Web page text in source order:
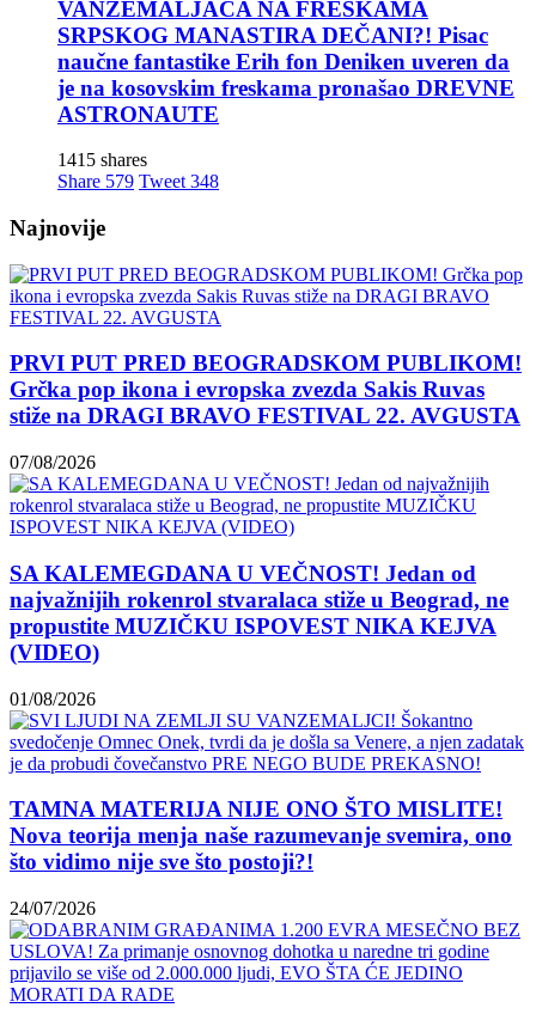
VANZEMALJACA NA FRESKAMA
SRPSKOG MANASTIRA DEČANI?! Pisac
naučne fantastike Erih fon Deniken uveren da
je na kosovskim freskama pronašao DREVNE
ASTRONAUTE
1415 shares
Share 579 Tweet 348
Najnovije
PRVI PUT PRED BEOGRADSKOM PUBLIKOM!
Grčka pop ikona i evropska zvezda Sakis Ruvas
stiže na DRAGI BRAVO FESTIVAL 22. AVGUSTA
07/08/2026
SA KALEMEGDANA U VEČNOST! Jedan od
najvažnijih rokenrol stvaralaca stiže u Beograd, ne
propustite MUZIČKU ISPOVEST NIKA KEJVA
(VIDEO)
01/08/2026
TAMNA MATERIJA NIJE ONO ŠTO MISLITE!
Nova teorija menja naše razumevanje svemira, ono
što vidimo nije sve što postoji?!
24/07/2026